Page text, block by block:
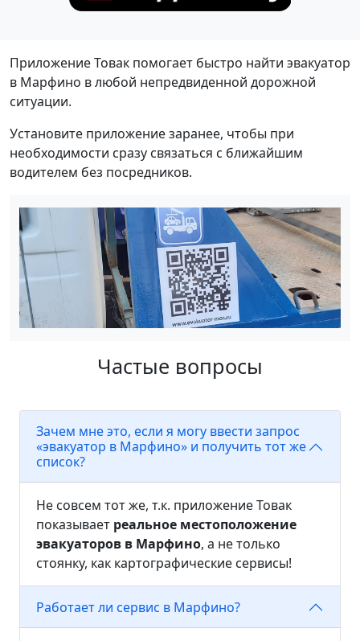
Приложение Товак помогает быстро найти эвакуатор
в Марфино в любой непредвиденной дорожной
ситуации.
Установите приложение заранее, чтобы при
необходимости сразу связаться с ближайшим
водителем без посредников.
Частые вопросы
Зачем мне это, если я могу ввести запрос
«эвакуатор в Марфино» и получить тот же
список?
Не совсем тот же, т.к. приложение Товак
показывает реальное местоположение
эвакуаторов в Марфино, а не только
стоянку, как картографические сервисы!
Работает ли сервис в Марфино?